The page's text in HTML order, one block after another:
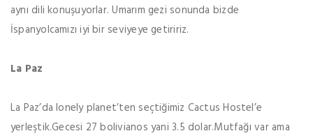
aynı dili konuşuyorlar. Umarım gezi sonunda bizde
İspanyolcamızı iyi bir seviyeye getiririz.
La Paz
La Paz’da lonely planet’ten seçtiğimiz Cactus Hostel’e
yerleştik.Gecesi 27 bolivianos yani 3.5 dolar.Mutfağı var ama